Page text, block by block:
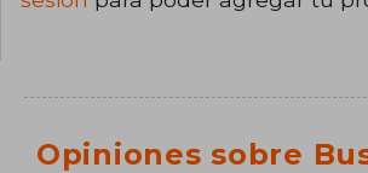
Opiniones sobre